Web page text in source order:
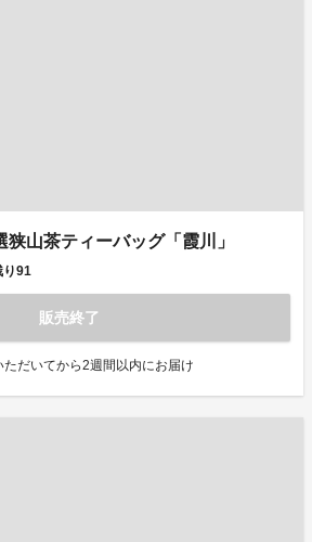
山茶ティーバッグ「霞川」
91
販売終了
だいてから2週間以内にお届け